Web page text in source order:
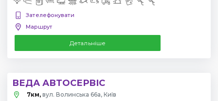
Зателефонувати
Маршрут
Детальніше
ВЕДА АВТОСЕРВІС
7км, вул. Волинська 66а, Київ